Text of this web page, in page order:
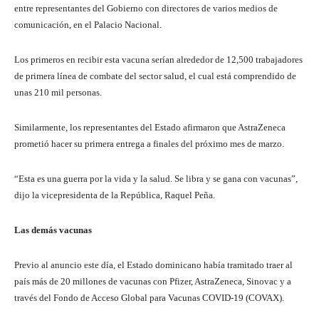
entre representantes del Gobierno con directores de varios medios de
comunicación, en el Palacio Nacional.
Los primeros en recibir esta vacuna serían alrededor de 12,500 trabajadores
de primera línea de combate del sector salud, el cual está comprendido de
unas 210 mil personas.
Similarmente, los representantes del Estado afirmaron que AstraZeneca
prometió hacer su primera entrega a finales del próximo mes de marzo.
“Esta es una guerra por la vida y la salud. Se libra y se gana con vacunas”,
dijo la vicepresidenta de la República, Raquel Peña.
Las demás vacunas
Previo al anuncio este día, el Estado dominicano había tramitado traer al
país más de 20 millones de vacunas con Pfizer, AstraZeneca, Sinovac y a
través del Fondo de Acceso Global para Vacunas COVID-19 (COVAX).